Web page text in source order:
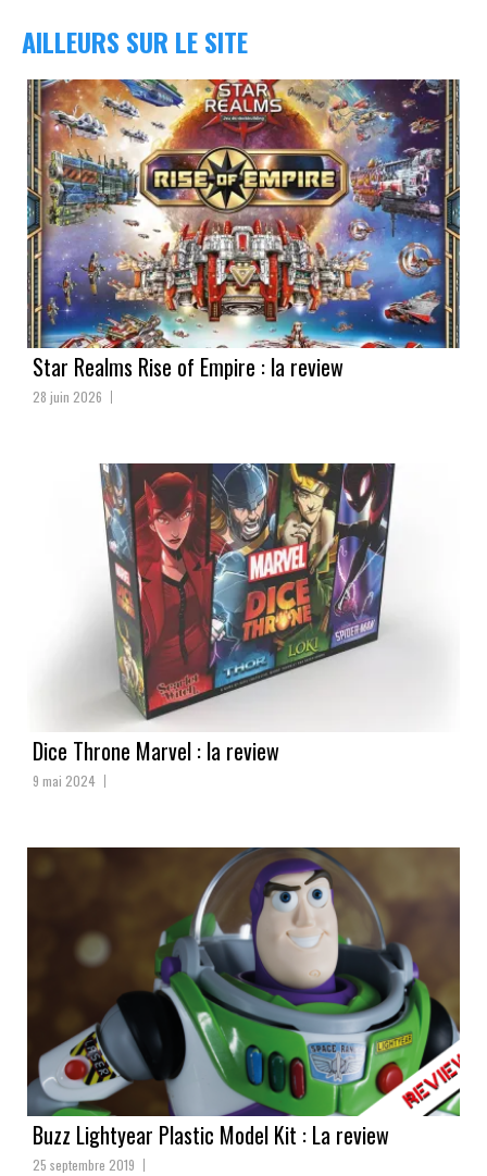
AILLEURS SUR LE SITE
Star Realms Rise of Empire : la review
28 juin 2026
Dice Throne Marvel : la review
9 mai 2024
Buzz Lightyear Plastic Model Kit : La review
25 septembre 2019